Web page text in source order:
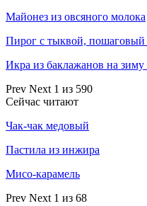
Майонез из овсяного молока
Пирог с тыквой, пошаговый
Икра из баклажанов на
Prev Next 1 из 590
Сейчас читают
Чак-чак медовый
Пастила из инжира
Мисо-карамель
Prev Next 1 из 68